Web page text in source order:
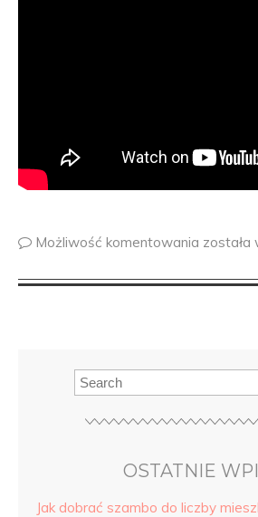
Możliwość komentowania została
OSTATNIE
Jak dobrać szambo do liczby